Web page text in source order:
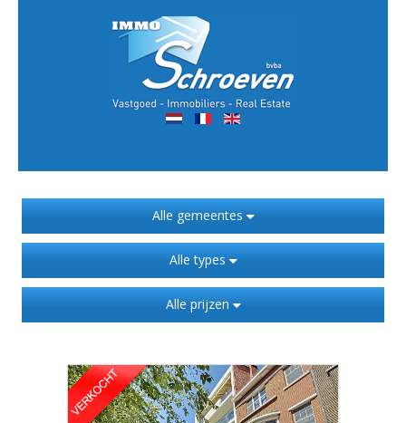
Alle gemeentes
Alle types
Alle prijzen